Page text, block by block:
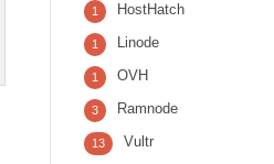
HostHatch
1
Linode
1
OVH
1
Ramnode
3
Vultr
13